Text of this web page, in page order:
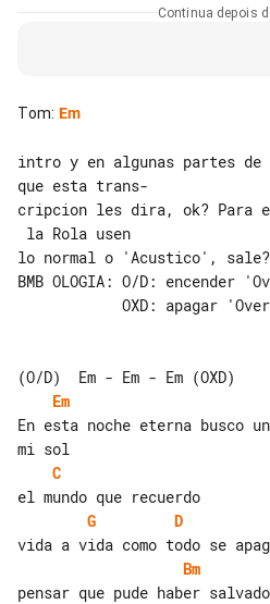
Continua depois
Tom: Em
intro y en algunas partes
que esta trans-
cripcion les dira, ok? Para
lo normal o 'Acustico', sale?
BMB OLOGIA: O/D: encender
Em
En esta noche eterna busco
C
G
D
Bm